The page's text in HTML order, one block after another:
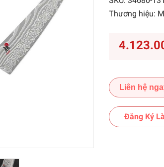
Thương hiệu:
Liên hệ
Đăng Ký